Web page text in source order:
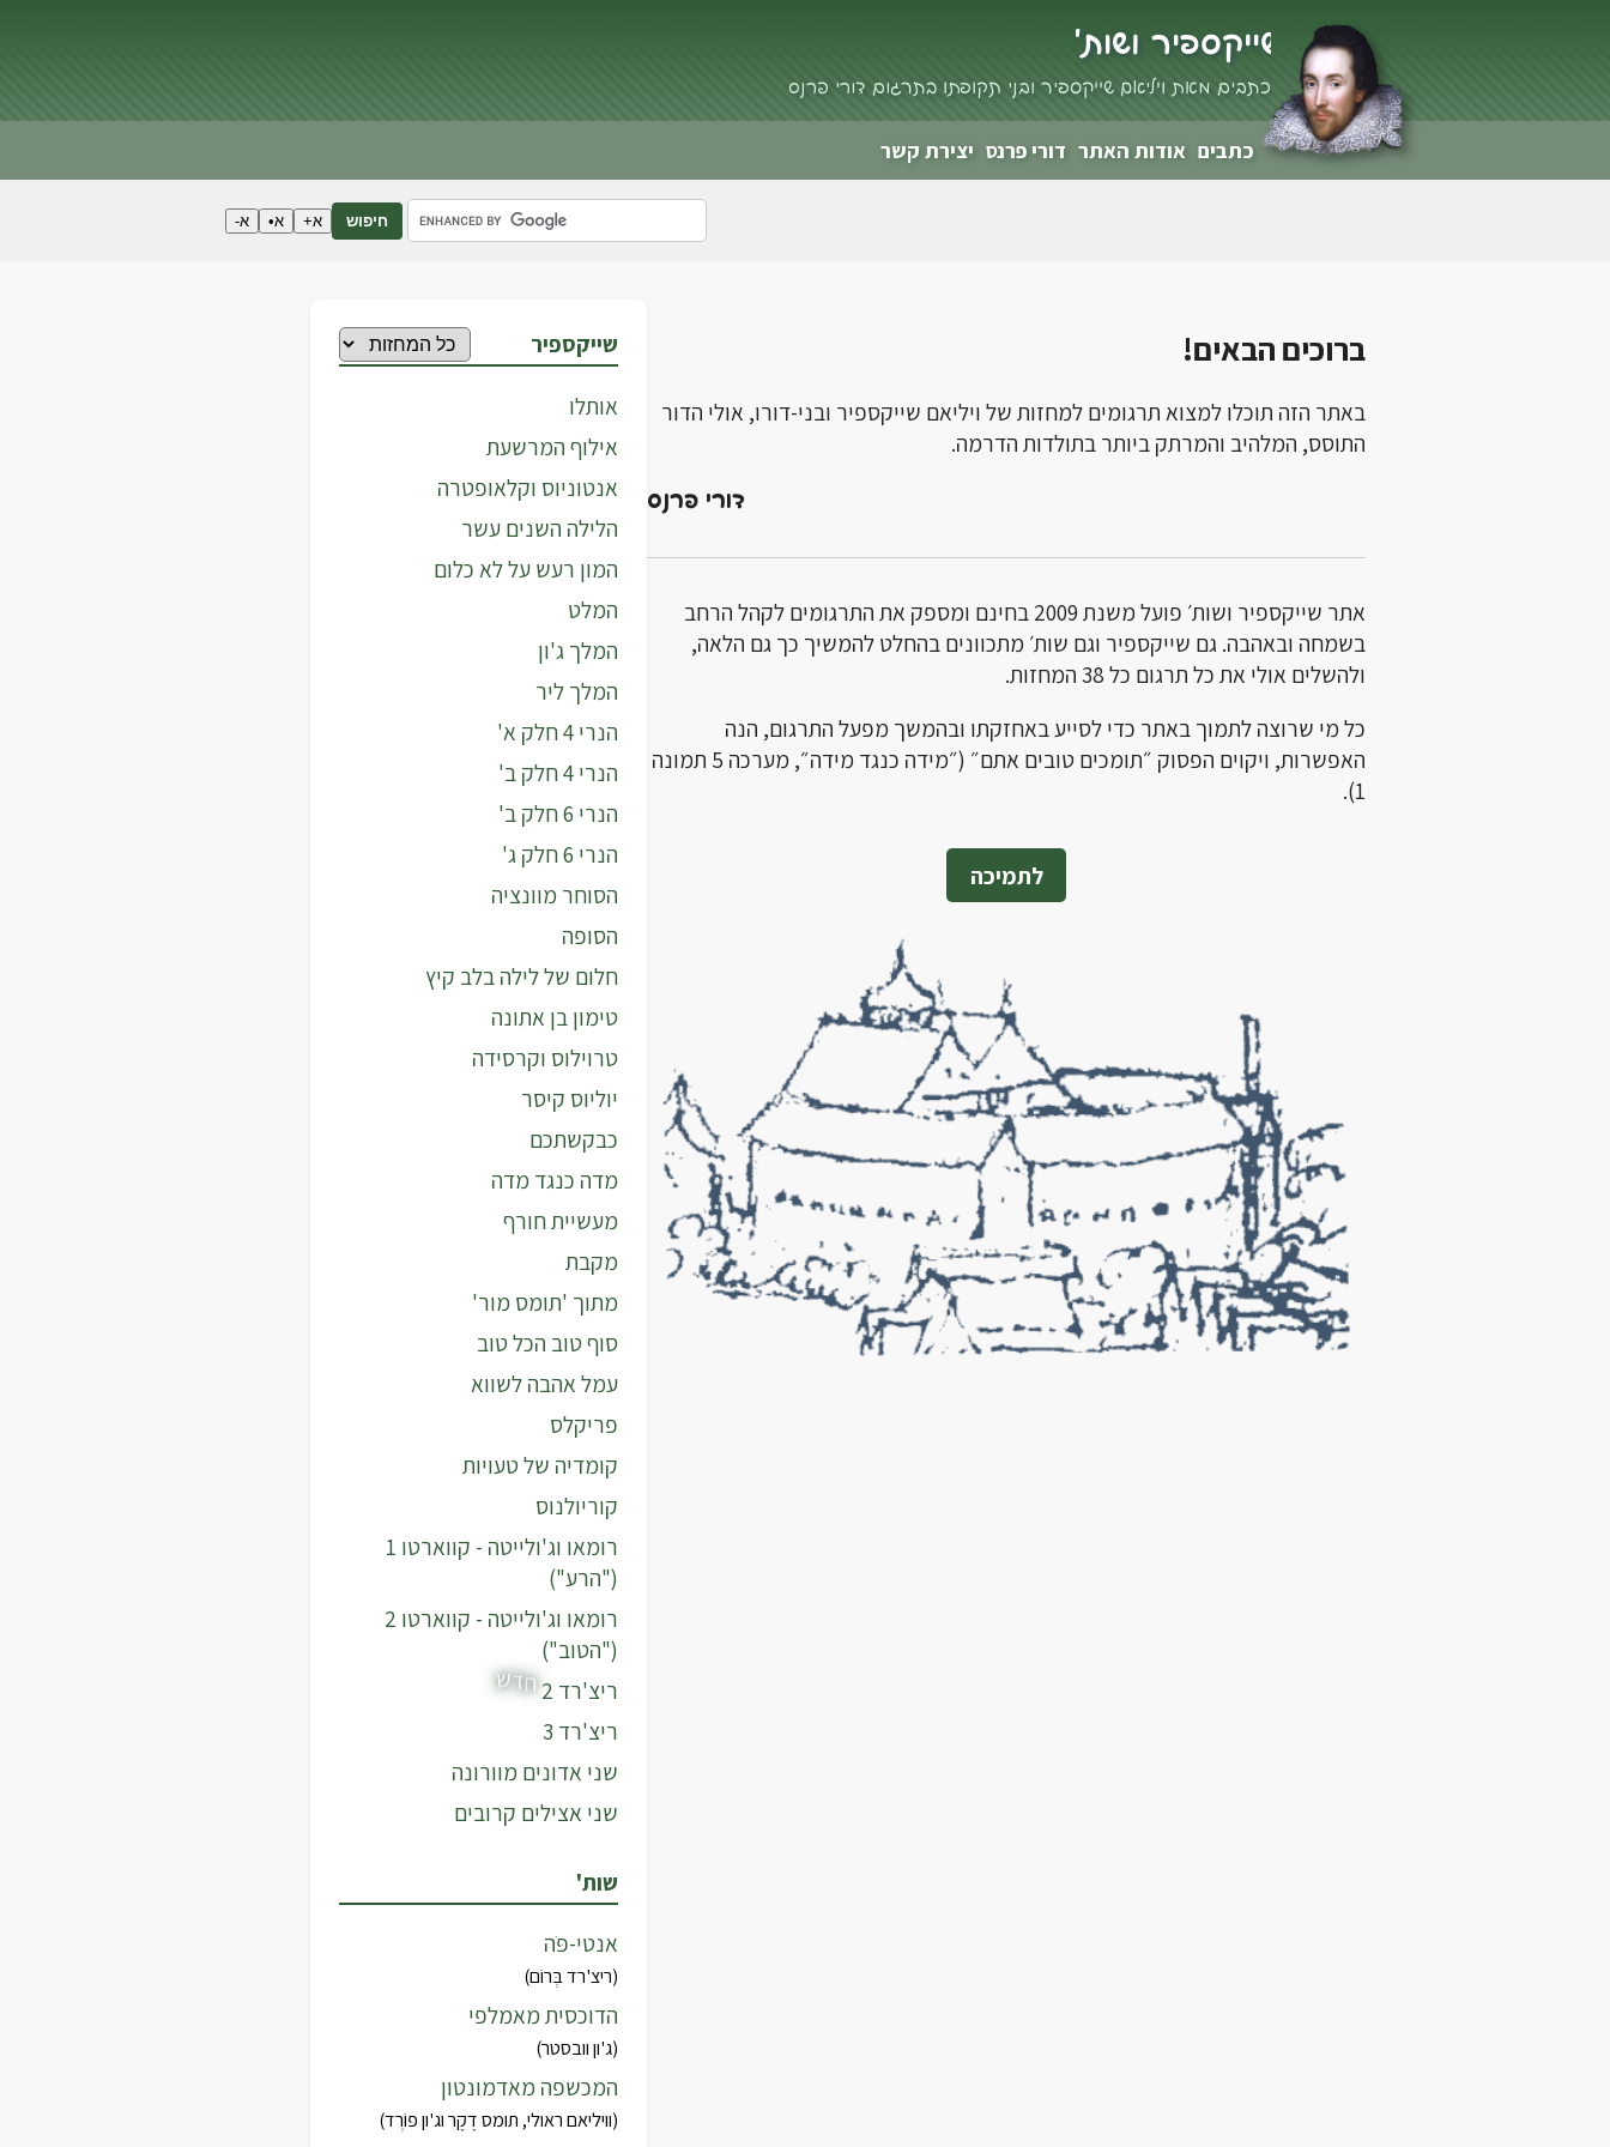
שייקספיר ושות'
כתבים מאת ויליאם שייקספיר ובני תקופתו בתרגום דורי פרנס
כתבים אודות האתר דורי פרנס יצירת קשר
חיפוש א+ א• א-
ברוכים הבאים!
באתר הזה תוכלו למצוא תרגומים למחזות של ויליאם שייקספיר ובני-דורו, אולי הדור
התוסס, המלהיב והמרתק ביותר בתולדות הדרמה.
דורי פרנס
אתר שייקספיר ושות׳ פועל משנת 2009 בחינם ומספק את התרגומים לקהל הרחב
בשמחה ובאהבה. גם שייקספיר וגם שות׳ מתכוונים בהחלט להמשיך כך גם הלאה,
ולהשלים אולי את כל תרגום כל 38 המחזות.
כל מי שרוצה לתמוך באתר כדי לסייע באחזקתו ובהמשך מפעל התרגום, הנה
האפשרות, ויקוים הפסוק ״תומכים טובים אתם״ (״מידה כנגד מידה״, מערכה 5 תמונה
1).
לתמיכה
שייקספיר
אותלו
אילוף המרשעת
אנטוניוס וקלאופטרה
הלילה השנים עשר
המון רעש על לא כלום
המלט
המלך ג'ון
המלך ליר
הנרי 4 חלק א'
הנרי 4 חלק ב'
הנרי 6 חלק ב'
הנרי 6 חלק ג'
הסוחר מוונציה
הסופה
חלום של לילה בלב קיץ
טימון בן אתונה
טרוילוס וקרסידה
יוליוס קיסר
כבקשתכם
מדה כנגד מדה
מעשיית חורף
מקבת
מתוך 'תומס מור'
סוף טוב הכל טוב
עמל אהבה לשווא
פריקלס
קומדיה של טעויות
קוריולנוס
רומאו וג'ולייטה - קווארטו 1
("הרע")
רומאו וג'ולייטה - קווארטו 2
("הטוב")
ריצ'רד 2
חדש
ריצ'רד 3
שני אדונים מוורונה
שני אצילים קרובים
שות'
אנטי-פֹּה
(ריצ'רד בְּרוֹם)
הדוכסית מאמלפי
(ג'ון וובסטר)
המכשפה מאדמונטון
(וויליאם ראולי, תומס דֶקֶר וג'ון פוֹרְד)